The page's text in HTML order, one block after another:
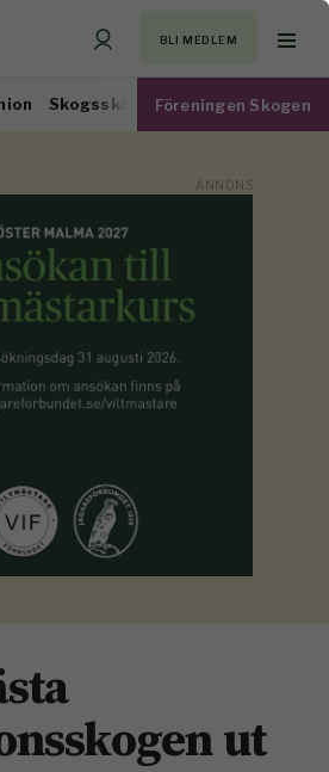
BLI MEDLEM
Skogsskötsel Virkesmarknad
Föreningen Skogen
ut